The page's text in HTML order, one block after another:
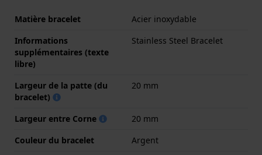
Matière bracelet
Acier inoxydable
Informations
supplémentaires (texte
libre)
Stainless Steel Bracelet
Largeur de la patte (du
bracelet)
20 mm
Largeur entre Corne
20 mm
Couleur du bracelet
Argent